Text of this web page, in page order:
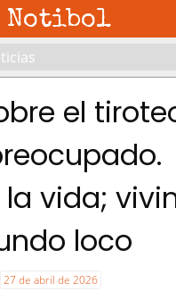
Notibol
el
la vida;
loco
27 de abril de 2026